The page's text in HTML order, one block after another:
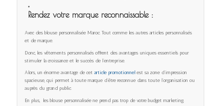
Rendez votre marque reconnaissable :
Avec des blouse personnalisée Maroc. Tout comme les autres articles personnalisés
et de marque.
Donc, les vêtements personnalisés offrent des avantages uniques essentiels pour
stimuler la croissance et le succès de l’entreprise.
Alors, un énorme avantage de cet article promotionnel est sa zone d’impression
spacieuse, qui permet à toute marque d’être reconnue dans toute l’organisation ou
auprès du grand public.
En plus, les blouse personnalisée ne prend pas trop de votre budget marketing.